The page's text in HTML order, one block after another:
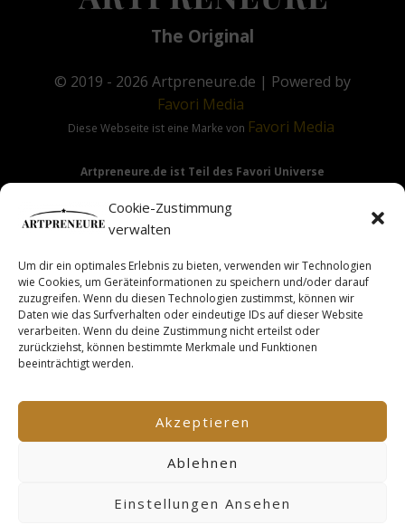
Cookie-Zustimmung
verwalten
Um dir ein optimales Erlebnis zu bieten, verwenden wir Technologien
wie Cookies, um Geräteinformationen zu speichern und/oder darauf
zuzugreifen. Wenn du diesen Technologien zustimmst, können wir
Daten wie das Surfverhalten oder eindeutige IDs auf dieser Website
verarbeiten. Wenn du deine Zustimmung nicht erteilst oder
zurückziehst, können bestimmte Merkmale und Funktionen
beeinträchtigt werden.
Akzeptieren
Ablehnen
Einstellungen Ansehen
The Original
© 2019 - 2026 Artpreneure.de | Powered by
Favori Media
Diese Webseite ist eine Marke von Favori Media
Artpreneure.de ist Teil des Favori Universe
Hinweis:Die Angebote & Inhalte dieser Seite richten sich
ausdrücklich nur an Gewerbetreibende & Unternehmer im
Sinne des §14 BGB.
Facebook TM Inc. Additionally, this site is NOT endorsed by
FacebookTM in any way. FACEBOOK TM is a trademark of
FACEBOOK TM, Inc.